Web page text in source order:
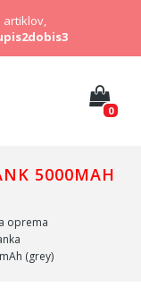
artiklov,
0
5000MAH
oprema
(grey)